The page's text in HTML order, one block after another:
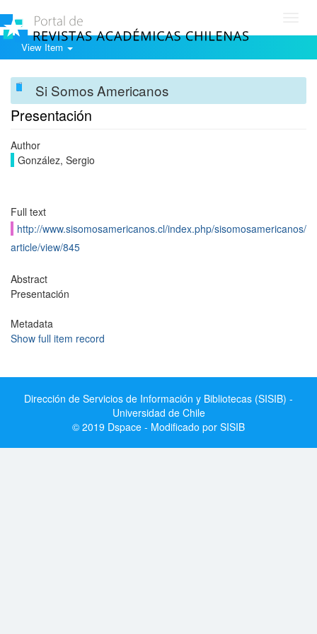
View Item
Si Somos Americanos
Presentación
Author
González, Sergio
Full text
http://www.sisomosamericanos.cl/index.php/sisomosamericanos/
article/view/845
Abstract
Presentación
Metadata
Show full item record
Dirección de Servicios de Información y Bibliotecas (SISIB) -
Universidad de Chile
© 2019 Dspace - Modificado por SISIB